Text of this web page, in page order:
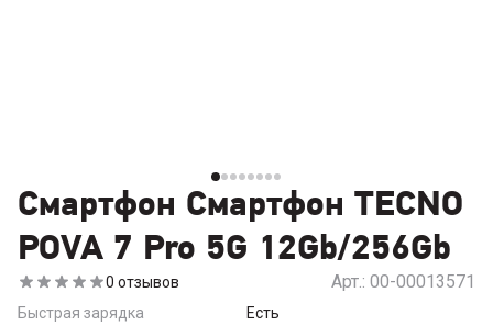
Смартфон Смартфон TECNO
POVA 7 Pro 5G 12Gb/256Gb
0 отзывов Арт.: 00-00013571
Быстрая зарядка
Есть